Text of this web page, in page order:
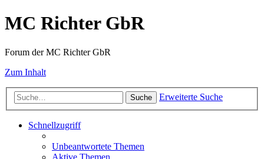
MC Richter GbR
Forum der MC Richter GbR
Zum Inhalt
Suche Erweiterte Suche
Schnellzugriff
Unbeantwortete Themen